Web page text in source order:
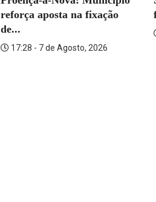
reforça aposta na fixação
de...
17:28 - 7 de Agosto, 2026